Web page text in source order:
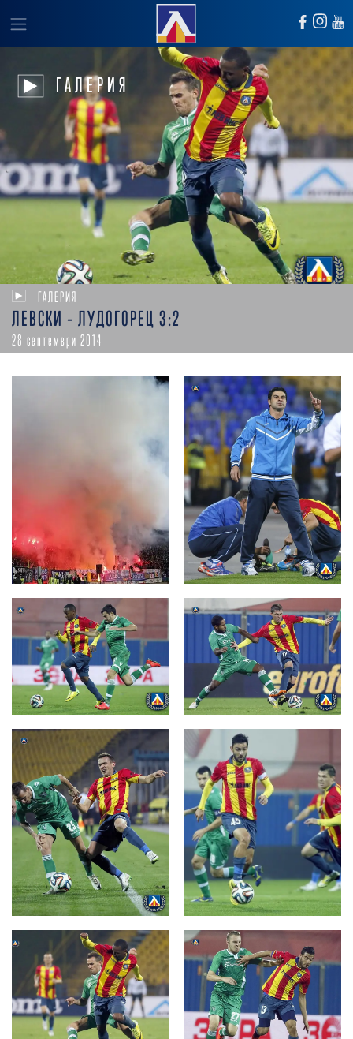
ГАЛЕРИЯ
ГАЛЕРИЯ
ЛЕВСКИ – ЛУДОГОРЕЦ 3:2
28 септември 2014